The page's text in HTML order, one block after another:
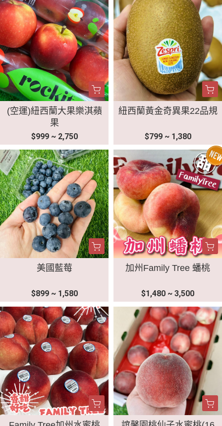
(空運)紐西蘭大果樂淇蘋
果
$999 ~ 2,750
紐西蘭黃金奇異果22品規
$799 ~ 1,380
美國藍莓
$899 ~ 1,580
加州Family Tree 蟠桃
$1,480 ~ 3,500